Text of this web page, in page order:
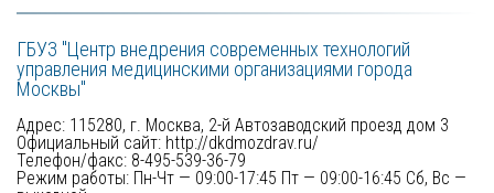
ГБУЗ "Центр внедрения современных технологий
управления медицинскими организациями города
Москвы"
Адрес: 115280, г. Москва, 2-й Автозаводский проезд дом 3
Официальный сайт: http://dkdmozdrav.ru/
Телефон/факс: 8-495-539-36-79
Режим работы: Пн-Чт — 09:00-17:45 Пт — 09:00-16:45 Сб, Вс —